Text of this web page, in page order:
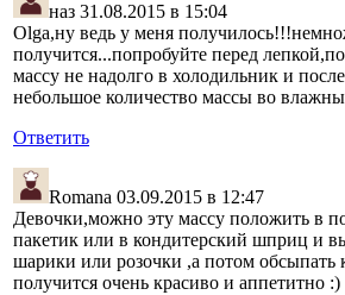
наз 31.08.2015 в 15:04
Olga,ну ведь у меня
получится...попробуйте перед
массу не надолго в холодильник и
небольшое количество массы во
Ответить
Romana 03.09.2015 в 12:47
Девочки,можно эту массу положить в
пакетик или в кондитерский шприц и
шарики или розочки ,а потом обсыпать
получится очень красиво и аппетитно :)